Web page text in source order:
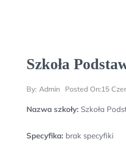
Szkoła
By: Admin Posted On:15
Nazwa szkoły: Szkoła
Specyfika: brak specyfiki